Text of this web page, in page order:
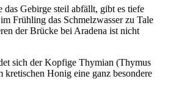
das Gebirge steil abfällt, gibt es tiefe
Frühling das Schmelzwasser zu Tale
der Brücke bei Aradena ist nicht
sich der Kopfige Thymian (Thymus
kretischen Honig eine ganz besondere